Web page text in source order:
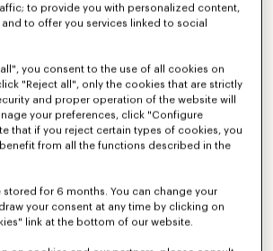
to provide you with personalized content,
to offer you services linked to social
you consent to the use of all cookies on
"Reject all", only the cookies that are strictly
and proper operation of the website will
your preferences, click "Configure
that if you reject certain types of cookies, you
from all the functions described in the
stored for 6 months. You can change your
your consent at any time by clicking on
link at the bottom of our website.